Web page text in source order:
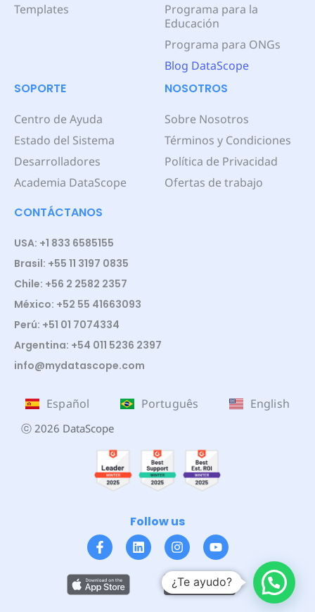
Templates
Programa para la
Educación
Programa para ONGs
Blog DataScope
SOPORTE
Centro de Ayuda
Estado del Sistema
Desarrolladores
Academia DataScope
NOSOTROS
Sobre Nosotros
Términos y Condiciones
Política de Privacidad
Ofertas de trabajo
CONTÁCTANOS
USA: +1 833 6585155
Brasil: +55 11 3197 0835
Chile: +56 2 2582 2357
México: +52 55 41663093
Perú: +51 01 7074334
Argentina: +54 011 5236 2397
info@mydatascope.com
Español Português English
ⓒ 2026 DataScope
Follow us
¿Te ayudo?